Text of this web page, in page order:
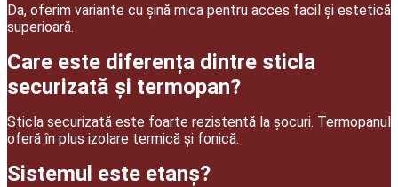
Da, oferim variante cu șină mica pentru acces facil și estetică
superioară.
Care este diferența dintre sticla
securizată și termopan?
Sticla securizată este foarte rezistentă la șocuri. Termopanul
oferă în plus izolare termică și fonică.
Sistemul este etanș?